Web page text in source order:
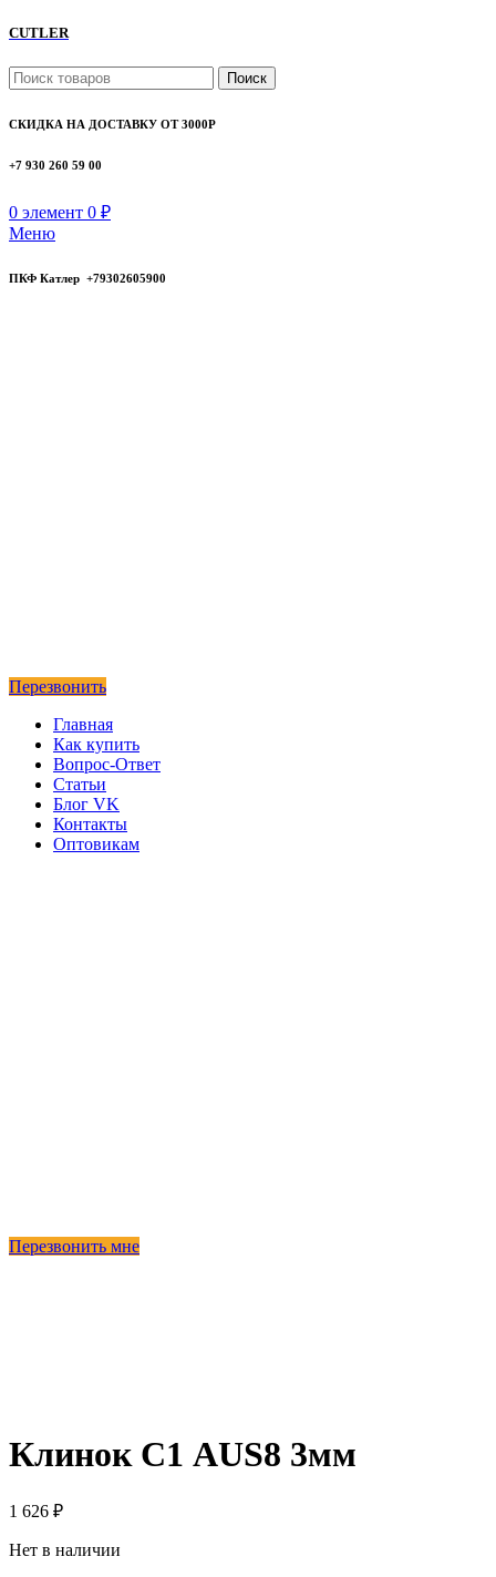
CUTLER
Поиск
СКИДКА НА ДОСТАВКУ ОТ 3000Р
+7 930 260 59 00
0 элемент 0 ₽
Меню
ПКФ Катлер +79302605900
Перезвонить
Главная
Как купить
Вопрос-Ответ
Статьи
Блог VK
Контакты
Оптовикам
Перезвонить мне
Клинок С1 AUS8 3мм
1 626 ₽
Нет в наличии